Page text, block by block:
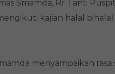
Smamda, Rr Tanti
kajian halal bihalal
menyampaikan